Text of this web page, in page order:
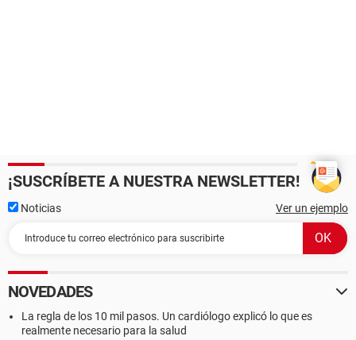
¡SUSCRÍBETE A NUESTRA NEWSLETTER!
Noticias Ver un ejemplo
NOVEDADES
La regla de los 10 mil pasos. Un cardiólogo explicó lo que es
realmente necesario para la salud